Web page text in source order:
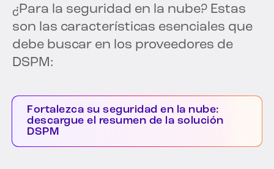
¿Para la seguridad en la nube? Estas
son las características esenciales que
debe buscar en los proveedores de
DSPM:
Fortalezca su seguridad en la nube:
descargue el resumen de la solución
DSPM